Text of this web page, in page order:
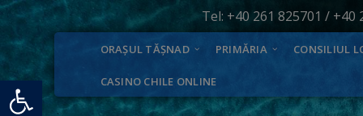
Deschide bara de unelte
Tel: +40 261 825701 / +40
ORAȘUL TĂȘNAD PRIMĂRIA CONSILIUL
CASINO CHILE ONLINE